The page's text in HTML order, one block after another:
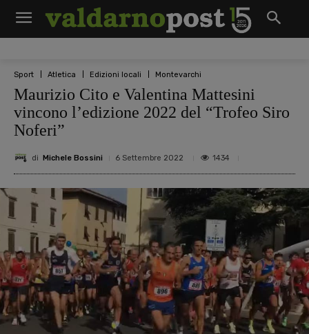
Sport Atletica Edizioni locali Montevarchi
Maurizio Cito e Valentina Mattesini
vincono l’edizione 2022 del “Trofeo Siro
Noferi”
di Michele Bossini 6 Settembre 2022 1434